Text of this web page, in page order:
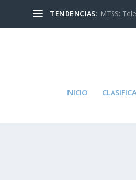
TENDENCIAS: MTSS:
INICIO